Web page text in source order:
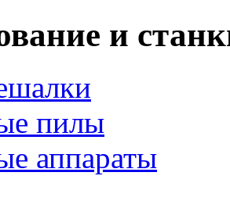
и
пилы
аппараты